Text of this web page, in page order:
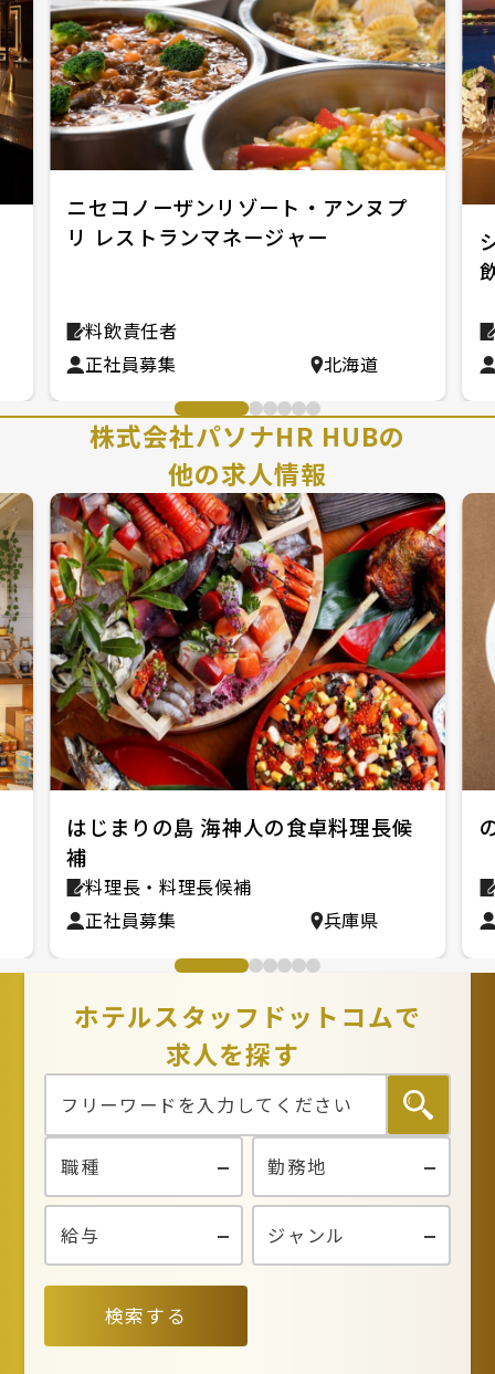
ニセコノーザンリゾート・アンヌプ
リ レストランマネージャー
料飲責任者
正社員募集
北海道
株式会社パソナHR HUBの
他の求人情報
はじまりの島 海神人の食卓料理長候
補
料理長・料理長候補
正社員募集
兵庫県
ホテルスタッフドットコムで
求人を探す
検索する